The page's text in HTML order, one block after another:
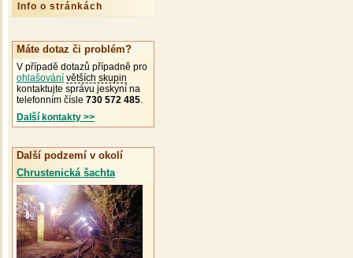
Info o stránkách
Máte dotaz či problém?
V případě dotazů případně pro
ohlašování větších skupin
kontaktujte správu jeskyní na
telefonním čísle 730 572 485
Další kontakty >>
Další podzemí v okolí
Chrustenická šachta